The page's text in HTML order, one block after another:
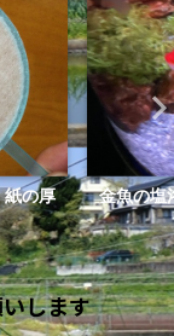
紙の厚
金魚の塩
します